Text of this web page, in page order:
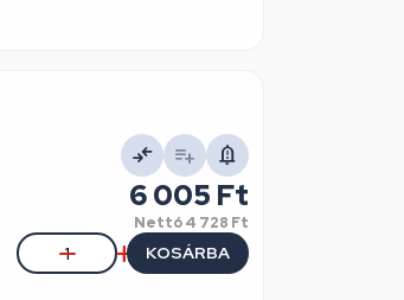
6 005 Ft
Nettó4 728 Ft
KOSÁRBA